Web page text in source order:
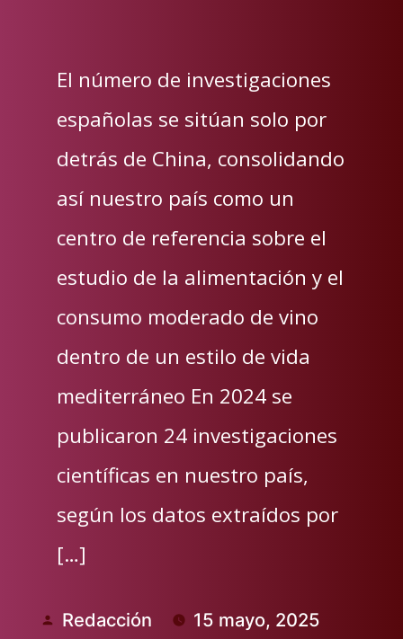
El número de investigaciones
españolas se sitúan solo por
detrás de China, consolidando
así nuestro país como un
centro de referencia sobre el
estudio de la alimentación y el
consumo moderado de vino
dentro de un estilo de vida
mediterráneo En 2024 se
publicaron 24 investigaciones
científicas en nuestro país,
según los datos extraídos por
[…]
Publicado
Redacción 15 mayo, 2025